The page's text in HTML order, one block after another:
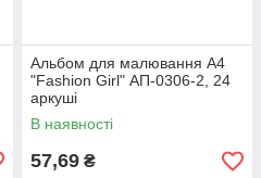
Альбом для малювання А4
"Fashion Girl" АП-0306-2, 24
аркуші
В наявності
57,69 ₴